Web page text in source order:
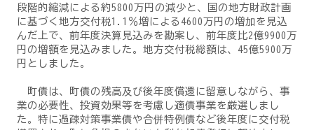
段階的縮減による約5800万円の減少と、国の地方財政計画
に基づく地方交付税1.1％増による4600万円の増加を見込
んだ上で、前年度決算見込みを勘案し、前年度比2億9900万
円の増額を見込みました。地方交付税総額は、45億5900万
円としました。
町債は、町債の残高及び後年度償還に留意しながら、事
業の必要性、投資効果等を考慮し適債事業を厳選しまし
た。特に過疎対策事業債や合併特例債など後年度に交付税